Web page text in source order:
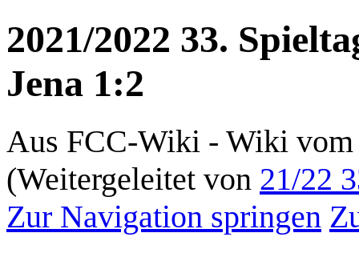
2021/2022 33.
Jena 1:2
Aus FCC-Wiki - Wiki vom
(Weitergeleitet von 21/22
Zur Navigation springen